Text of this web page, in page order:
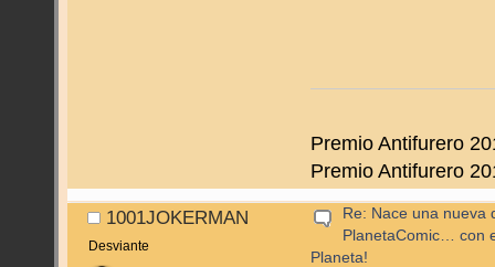
Premio Antifurero
Premio Antifurero
1001JOKERMAN
Desviante
Re: Nace una nueva
PlanetaComic… con
Planeta!